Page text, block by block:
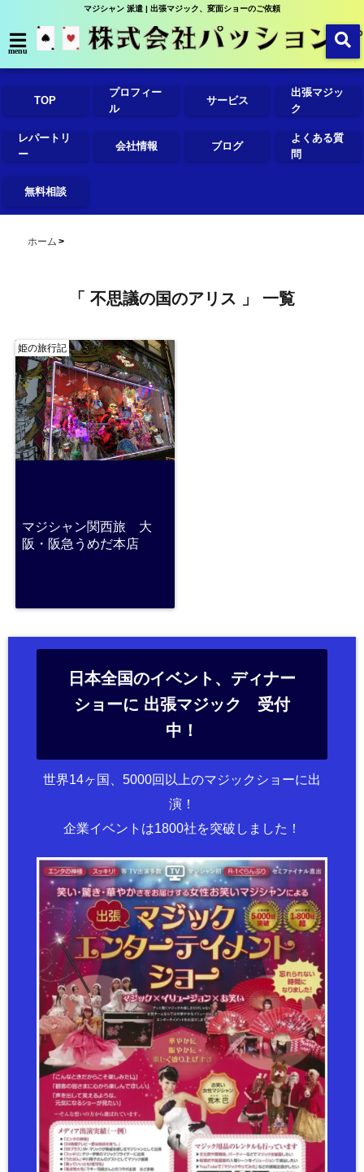
マジシャン 派遣 | 出張マジック、変面ショーのご依頼
menu
TOP
プロフィー
ル
サービス
出張マジッ
ク
レパートリ
ー
会社情報 ブログ
よくある質
問
無料相談
ホーム
「 不思議の国のアリス 」 一覧
姫の旅行記
マジシャン関西旅 大
阪・阪急うめだ本店
日本全国のイベント、ディナー
ショーに 出張マジック 受付
中！
世界14ヶ国、5000回以上のマジックショーに出
演！
企業イベントは1800社を突破しました！